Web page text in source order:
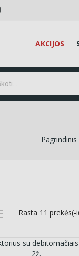
AKCIJOS
Pagrindinis
Rasta 11 prekės(-